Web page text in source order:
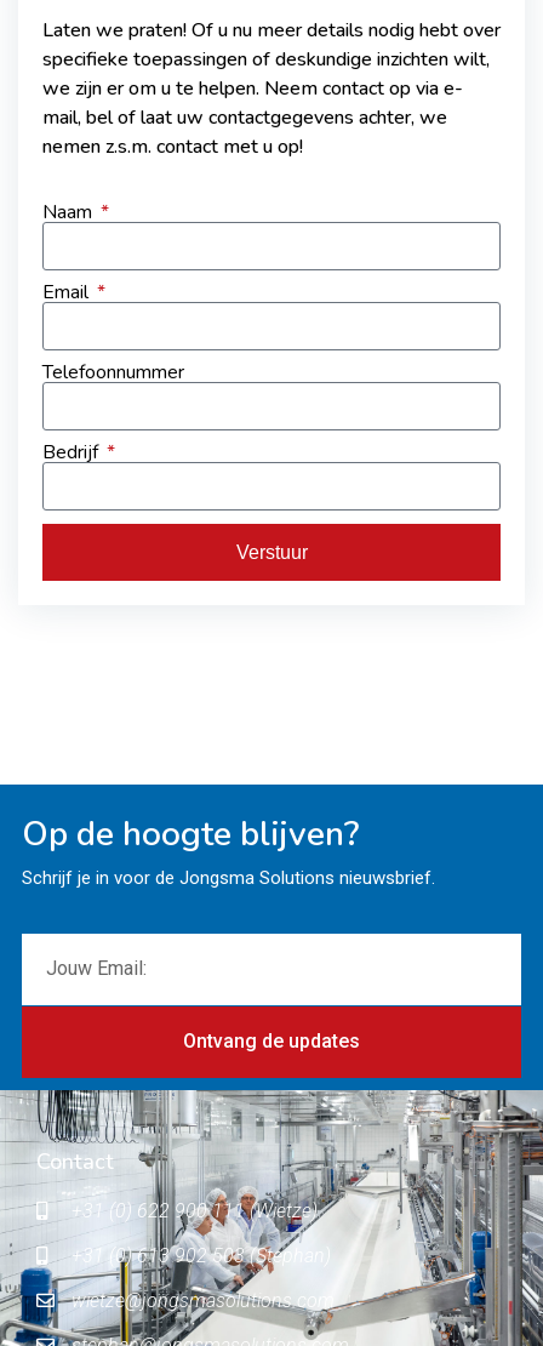
Laten we praten! Of u nu meer details nodig hebt over
specifieke toepassingen of deskundige inzichten wilt,
we zijn er om u te helpen. Neem contact op via e-
mail, bel of laat uw contactgegevens achter, we
nemen z.s.m. contact met u op!
Naam
Email
Telefoonnummer
Bedrijf
Verstuur
Op de hoogte blijven?
Schrijf je in voor de Jongsma Solutions nieuwsbrief.
Ontvang de updates
Contact
+31 (0) 622 900 111 (Wietze)
+31 (0) 613 902 503 (Stephan)
wietze@jongsmasolutions.com